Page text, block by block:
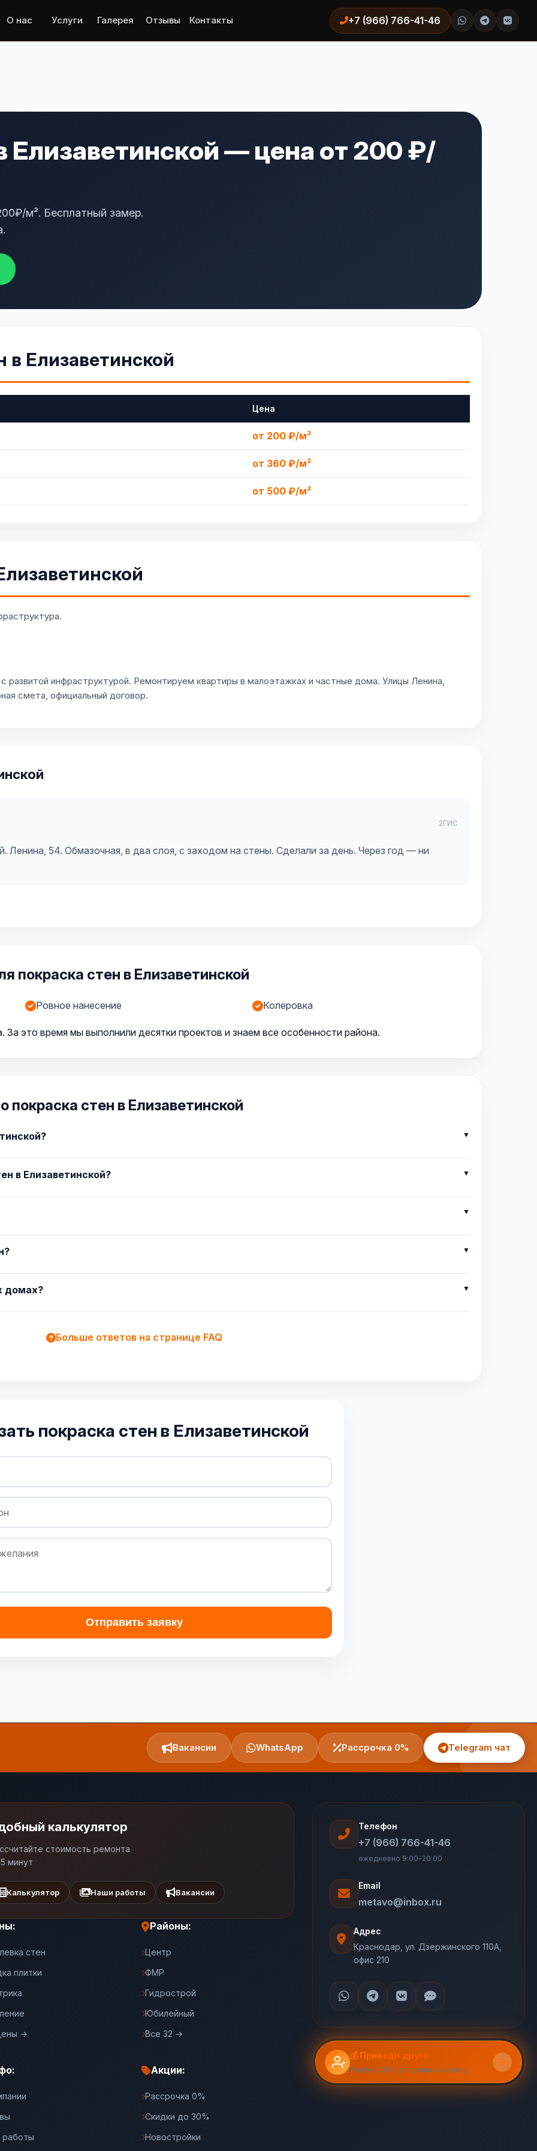
О нас Услуги Галерея Отзывы Контакты +7 (966) 766-41-46
Елизаветинской — цена от 200 ₽/
м². Бесплатный замер.
в Елизаветинской
Цена
от 200 ₽/м²
от 360 ₽/м²
от 500 ₽/м²
развитой инфраструктурой. Ремонтируем квартиры в малоэтажках и частные дома. Улицы Ленина,
смета, официальный договор.
2ГИС
Ленина, 54. Обмазочная, в два слоя, с заходом на стены. Сделали за день. Через год — ни
покраска стен в Елизаветинской
Ровное нанесение Колеровка
это время мы выполнили десятки проектов и знаем все особенности района.
стен в Елизаветинской
в Елизаветинской?
домах?
Больше ответов на странице FAQ
покраска стен в Елизаветинской
Отправить заявку
Вакансии WhatsApp Рассрочка 0% Telegram чат
калькулятор
стоимость ремонта
минут
Калькулятор Наши работы Вакансии
стен
плитки
→
Районы:
Центр
ФМР
Гидрострой
Юбилейный
Все 32 →
Акции:
Рассрочка 0%
Скидки до 30%
Новостройки
Телефон
+7 (966) 766-41-46
ежедневно 9:00–20:00
Email
metavo@inbox.ru
Адрес
Краснодар, ул. Дзержинского 110А,
офис 210
💰 Приведи друга
Получи 20% от суммы на карту